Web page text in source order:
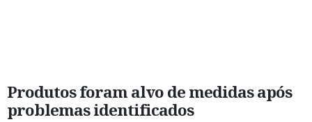
Produtos foram alvo de medidas após
problemas identificados